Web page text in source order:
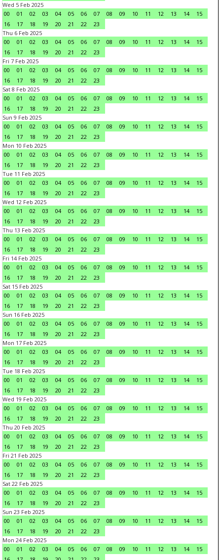
Wed 5 Feb 2025
00
01 02 03 04 05 06 07 08 09 10 11 12 13 14
15
16
17 18 19 20 21 22
23
Thu 6 Feb 2025
00
01 02 03 04 05 06 07 08 09 10 11 12 13 14
15
16
17 18 19 20 21 22
23
Fri 7 Feb 2025
00
01 02 03 04 05 06 07 08 09 10 11 12 13 14
15
16
17 18 19 20 21 22
23
Sat 8 Feb 2025
00
01 02 03 04 05 06 07 08 09 10 11 12 13 14
15
16
17 18 19 20 21 22
23
Sun 9 Feb 2025
00
01 02 03 04 05 06 07 08 09 10 11 12 13 14
15
16
17 18 19 20 21 22
23
Mon 10 Feb 2025
00
01 02 03 04 05 06 07 08 09 10 11 12 13 14
15
16
17 18 19 20 21 22
23
Tue 11 Feb 2025
00
01 02 03 04 05 06 07 08 09 10 11 12 13 14
15
16
17 18 19 20 21 22
23
Wed 12 Feb 2025
00
01 02 03 04 05 06 07 08 09 10 11 12 13 14
15
16
17 18 19 20 21 22
23
Thu 13 Feb 2025
00
01 02 03 04 05 06 07 08 09 10 11 12 13 14
15
16
17 18 19 20 21 22
23
Fri 14 Feb 2025
00
01 02 03 04 05 06 07 08 09 10 11 12 13 14
15
16
17 18 19 20 21 22
23
Sat 15 Feb 2025
00
01 02 03 04 05 06 07 08 09 10 11 12 13 14
15
16
17 18 19 20 21 22
23
Sun 16 Feb 2025
00
01 02 03 04 05 06 07 08 09 10 11 12 13 14
15
16
17 18 19 20 21 22
23
Mon 17 Feb 2025
00
01 02 03 04 05 06 07 08 09 10 11 12 13 14
15
16
17 18 19 20 21 22
23
Tue 18 Feb 2025
00
01 02 03 04 05 06 07 08 09 10 11 12 13 14
15
16
17 18 19 20 21 22
23
Wed 19 Feb 2025
00
01 02 03 04 05 06 07 08 09 10 11 12 13 14
15
16
17 18 19 20 21 22
23
Thu 20 Feb 2025
00
01 02 03 04 05 06 07 08 09 10 11 12 13 14
15
16
17 18 19 20 21 22
23
Fri 21 Feb 2025
00
01 02 03 04 05 06 07 08 09 10 11 12 13 14
15
16
17 18 19 20 21 22
23
Sat 22 Feb 2025
00
01 02 03 04 05 06 07 08 09 10 11 12 13 14
15
16
17 18 19 20 21 22
23
Sun 23 Feb 2025
00
01 02 03 04 05 06 07 08 09 10 11 12 13 14
15
16
17 18 19 20 21 22
23
Mon 24 Feb 2025
00
01 02 03 04 05 06 07 08 09 10 11 12 13 14
15